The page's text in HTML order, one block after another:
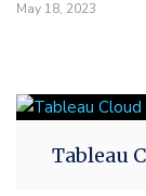
May 18, 2023
Tableau